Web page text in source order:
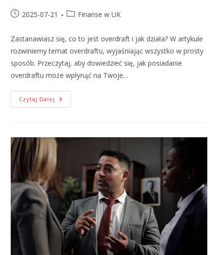
2025-07-21 Finanse w UK
Zastanawiasz się, co to jest overdraft i jak działa? W artykule
rozwiniemy temat overdraftu, wyjaśniając wszystko w prosty
sposób. Przeczytaj, aby dowiedzieć się, jak posiadanie
overdraftu może wpłynąć na Twoje…
Czytaj Dalej